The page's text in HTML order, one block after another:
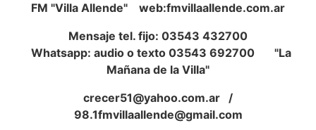
FM "Villa Allende" web:fmvillaallende.com.ar
Mensaje tel. fijo: 03543 432700
Whatsapp: audio o texto 03543 692700 "La
Mañana de la Villa"
crecer51@yahoo.com.ar /
98.1fmvillaallende@gmail.com